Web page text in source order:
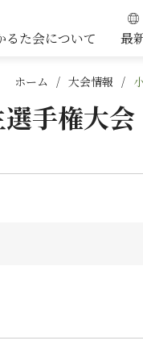
るた会について 最
ホーム 大会情報
手権大会